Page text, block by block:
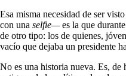
Esa misma necesidad de ser
con una selfie—es la que
de otro tipo: los de quienes,
vacío que dejaba un presidente
No es una historia nueva. Es, de